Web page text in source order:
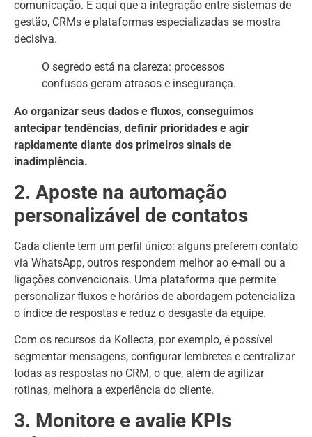
comunicação. É aqui que a integração entre sistemas de
gestão, CRMs e plataformas especializadas se mostra
decisiva.
O segredo está na clareza: processos
confusos geram atrasos e insegurança.
Ao organizar seus dados e fluxos, conseguimos
antecipar tendências, definir prioridades e agir
rapidamente diante dos primeiros sinais de
inadimplência.
2. Aposte na automação
personalizável de contatos
Cada cliente tem um perfil único: alguns preferem contato
via WhatsApp, outros respondem melhor ao e-mail ou a
ligações convencionais. Uma plataforma que permite
personalizar fluxos e horários de abordagem potencializa
o índice de respostas e reduz o desgaste da equipe.
Com os recursos da Kollecta, por exemplo, é possível
segmentar mensagens, configurar lembretes e centralizar
todas as respostas no CRM, o que, além de agilizar
rotinas, melhora a experiência do cliente.
3. Monitore e avalie KPIs